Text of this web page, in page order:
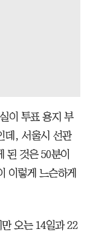
이 투표 용지 부
데, 서울시 선관
된 것은 50분이
이렇게 느슨하게
오는 14일과 22